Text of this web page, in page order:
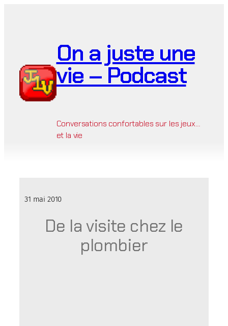
On a juste une
vie – Podcast
Conversations confortables sur les jeux…
et la vie
31 mai 2010
De la visite chez le
plombier